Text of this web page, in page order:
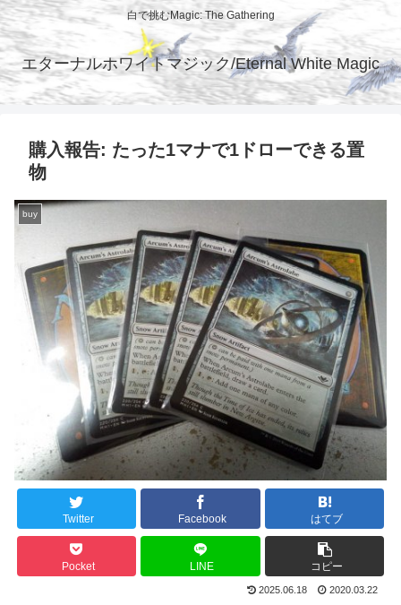
白で挑むMagic: The Gathering
エターナルホワイトマジック/Eternal White Magic
購入報告: たった1マナで1ドローできる置
物
buy
Twitter Facebook はてブ
Pocket LINE コピー
2025.06.18 2020.03.22